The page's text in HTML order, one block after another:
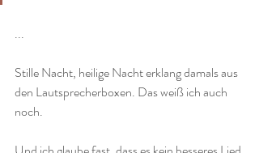
...
Stille Nacht, heilige Nacht erklang damals aus
den Lautsprecherboxen. Das weiß ich auch
noch.